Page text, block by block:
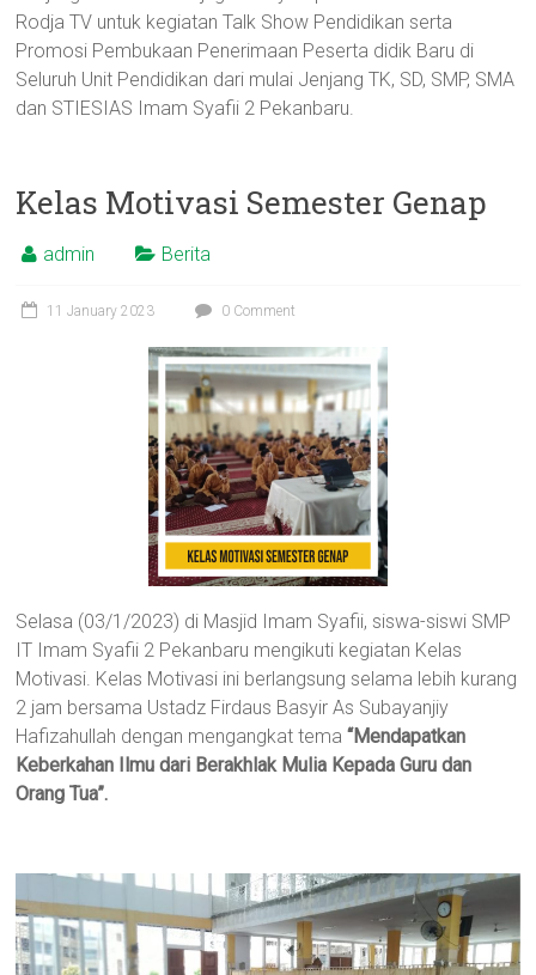
Rodja TV untuk kegiatan Talk Show Pendidikan serta
Promosi Pembukaan Penerimaan Peserta didik Baru di
Seluruh Unit Pendidikan dari mulai Jenjang TK, SD, SMP, SMA
dan STIESIAS Imam Syafii 2 Pekanbaru.
Kelas Motivasi Semester Genap
admin Berita
11 January 2023 0 Comment
Selasa (03/1/2023) di Masjid Imam Syafii, siswa-siswi SMP
IT Imam Syafii 2 Pekanbaru mengikuti kegiatan Kelas
Motivasi. Kelas Motivasi ini berlangsung selama lebih kurang
2 jam bersama Ustadz Firdaus Basyir As Subayanjiy
Hafizahullah dengan mengangkat tema“Mendapatkan
Keberkahan Ilmu dari Berakhlak Mulia Kepada Guru dan
Orang Tua”.